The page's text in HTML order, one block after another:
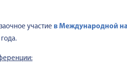
участие в Международной